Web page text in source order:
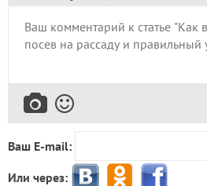
Ваш E-mail:
Или через: